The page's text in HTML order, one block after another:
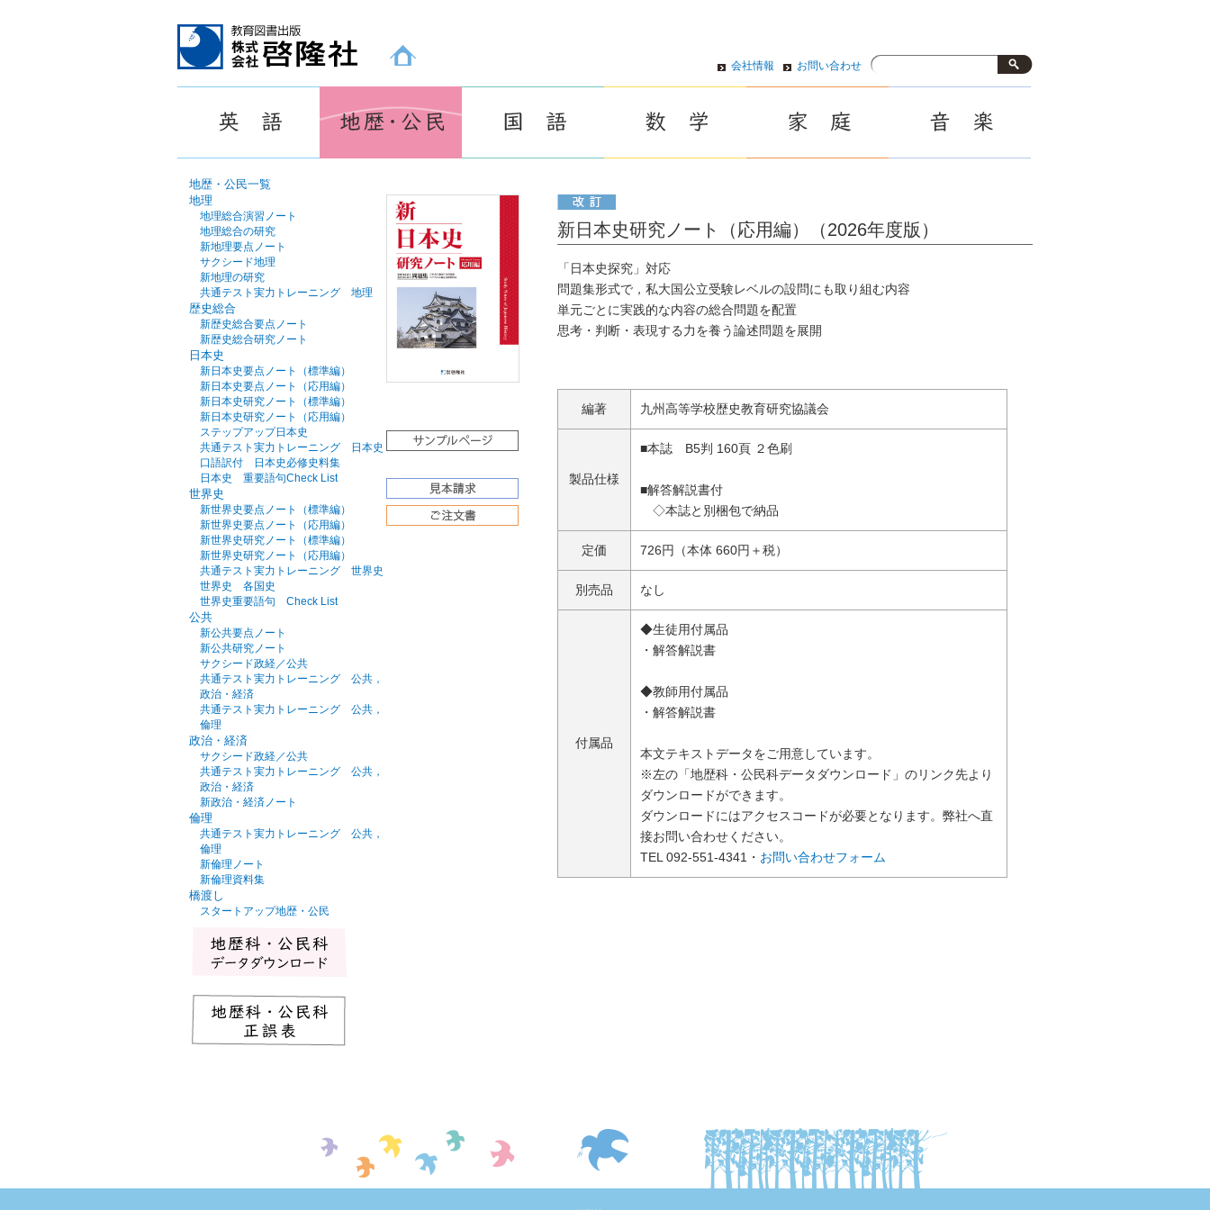
会社情報 お問い合わせ
新日本史研究ノート（応用編）（2026年度版）
「日本史探究」対応
問題集形式で，私大国公立受験レベルの設問にも取り組む内容
単元ごとに実践的な内容の総合問題を配置
思考・判断・表現する力を養う論述問題を展開
編著 九州高等学校歴史教育研究協議会
製品仕様
■本誌 B5判 160頁 ２色刷
■解答解説書付
◇本誌と別梱包で納品
定価 726円（本体 660円＋税）
別売品 なし
付属品
◆生徒用付属品
・解答解説書
◆教師用付属品
・解答解説書
本文テキストデータをご用意しています。
※左の「地歴科・公民科データダウンロード」のリンク先より
ダウンロードができます。
ダウンロードにはアクセスコードが必要となります。弊社へ直
接お問い合わせください。
TEL 092-551-4341・ お問い合わせフォーム
地歴・公民一覧
地理
地理総合演習ノート
地理総合の研究
新地理要点ノート
サクシード地理
新地理の研究
共通テスト実力トレーニング 地理
歴史総合
新歴史総合要点ノート
新歴史総合研究ノート
日本史
新日本史要点ノート（標準編）
新日本史要点ノート（応用編）
新日本史研究ノート（標準編）
新日本史研究ノート（応用編）
ステップアップ日本史
共通テスト実力トレーニング 日本史
口語訳付 日本史必修史料集
日本史 重要語句Check List
世界史
新世界史要点ノート（標準編）
新世界史要点ノート（応用編）
新世界史研究ノート（標準編）
新世界史研究ノート（応用編）
共通テスト実力トレーニング 世界史
世界史 各国史
世界史重要語句 Check List
公共
新公共要点ノート
新公共研究ノート
サクシード政経／公共
共通テスト実力トレーニング 公共，
政治・経済
共通テスト実力トレーニング 公共，
倫理
政治・経済
サクシード政経／公共
共通テスト実力トレーニング 公共，
政治・経済
新政治・経済ノート
倫理
共通テスト実力トレーニング 公共，
倫理
新倫理ノート
新倫理資料集
橋渡し
スタートアップ地歴・公民